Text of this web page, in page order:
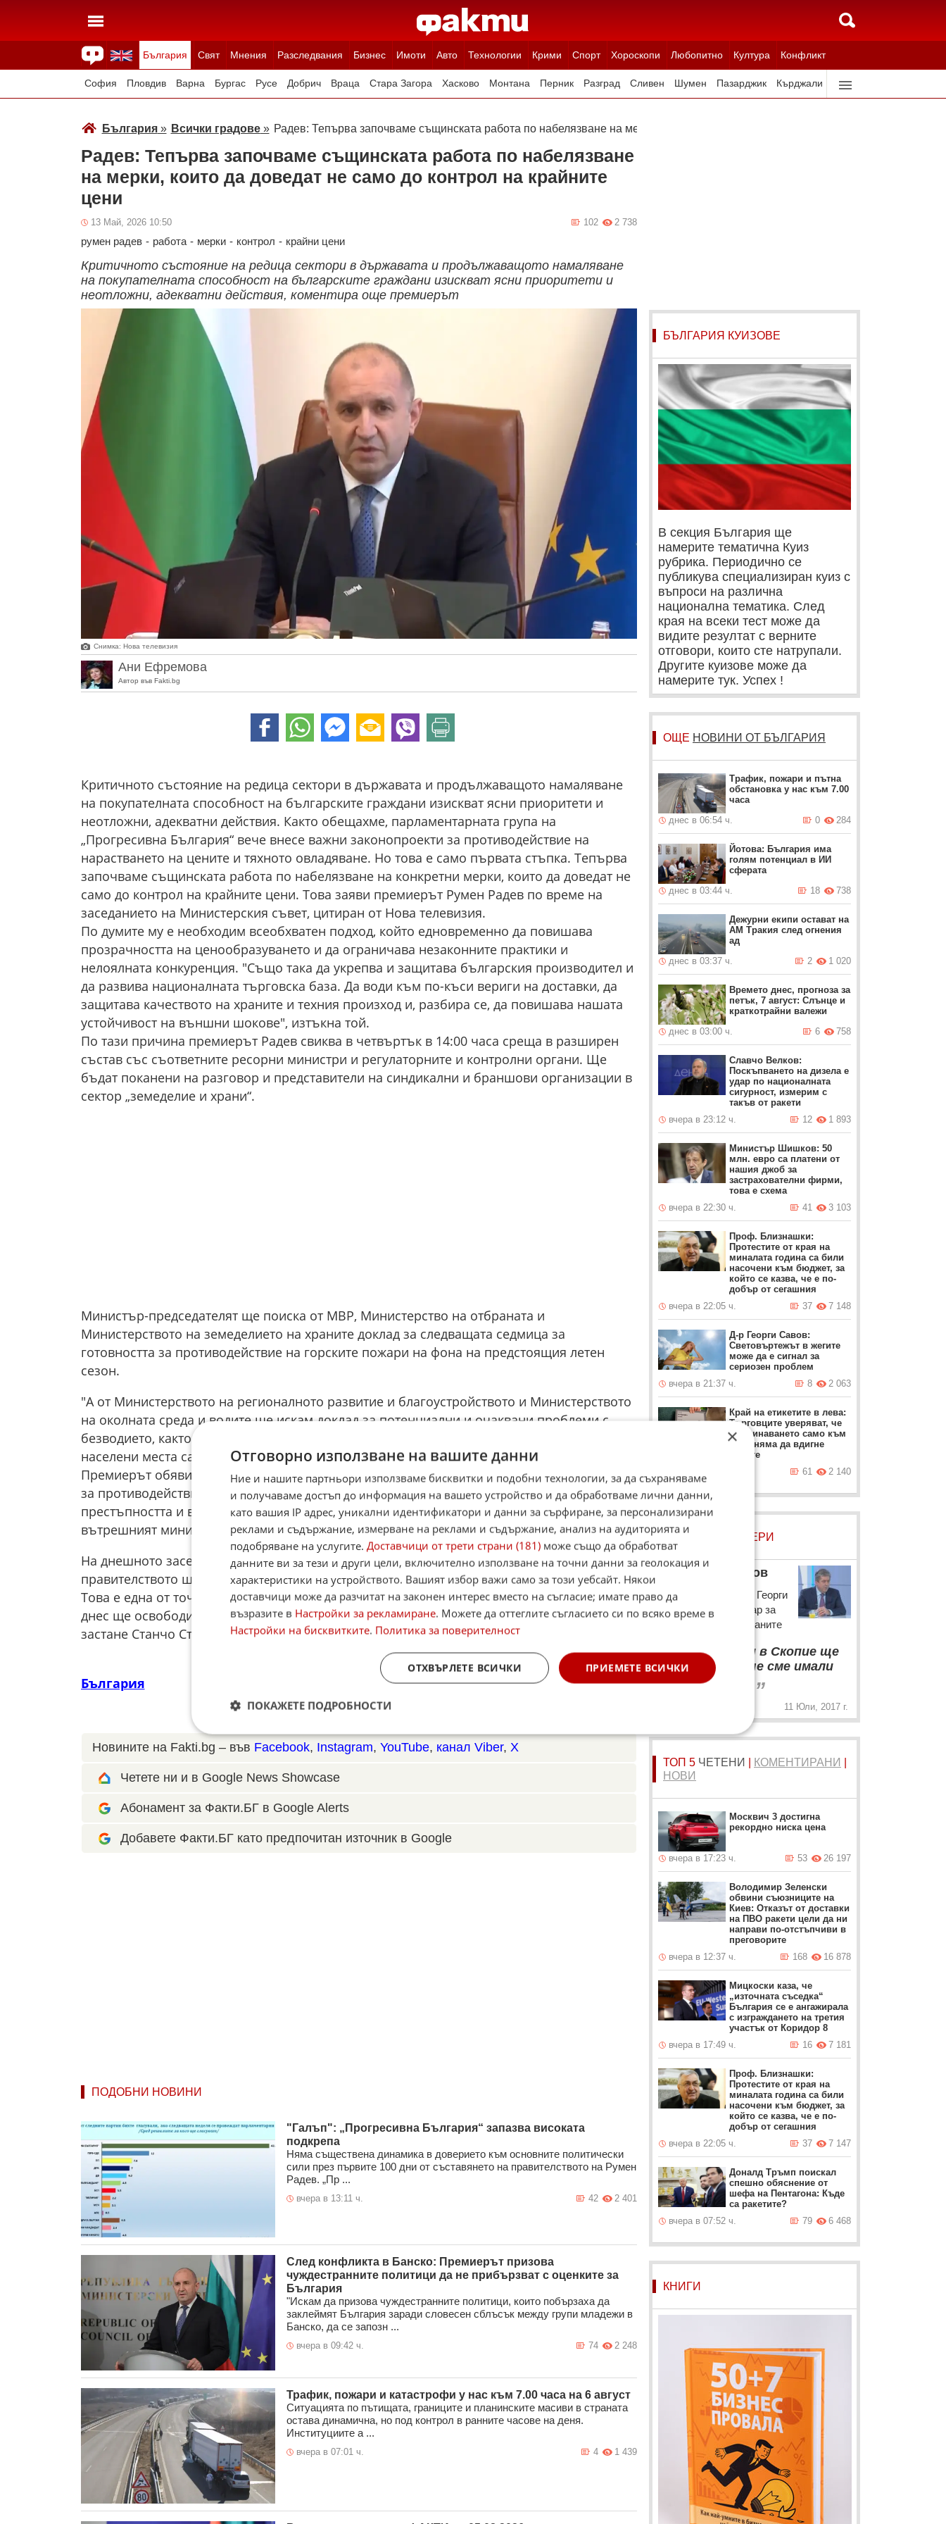
България Свят Мнения Разследвания Бизнес Имоти Авто Технологии Крими Спорт Хороскопи Любопитно Култура Конфликт
Здраве Времето Анкети Вицове Куизове
София Пловдив Варна Бургас Русе Добрич Враца Стара Загора Хасково Монтана Перник Разград Сливен Шумен Пазарджик Кърджали
България» Всички градове» Радев: Тепърва започваме същинската работа по набелязване на мерки, които да доведат не само до контрол на крайните
Радев: Тепърва започваме същинската работа по набелязване
на мерки, които да доведат не само до контрол на крайните
цени
13 Май, 2026 10:50 2 738
102
румен радев - работа - мерки - контрол - крайни цени
Критичното състояние на редица сектори в държавата и продължаващото намаляване
на покупателната способност на българските граждани изискват ясни приоритети и
неотложни, адекватни действия, коментира още премиерът
Снимка: Нова телевизия
Ани Ефремова
Автор във Fakti.bg
Критичното състояние на редица сектори в държавата и продължаващото намаляване
на покупателната способност на българските граждани изискват ясни приоритети и
неотложни, адекватни действия. Както обещахме, парламентарната група на
„Прогресивна България“ вече внесе важни законопроекти за противодействие на
нарастването на цените и тяхното овладяване. Но това е само първата стъпка. Тепърва
започваме същинската работа по набелязване на конкретни мерки, които да доведат не
само до контрол на крайните цени. Това заяви премиерът Румен Радев по време на
заседанието на Министерския съвет, цитиран от Нова телевизия.
По думите му е необходим всеобхватен подход, който едновременно да повишава
прозрачността на ценообразуването и да ограничава незаконните практики и
нелоялната конкуренция. "Също така да укрепва и защитава българския производител и
да развива националната търговска база. Да води към по-къси вериги на доставки, да
защитава качеството на храните и техния произход и, разбира се, да повишава нашата
устойчивост на външни шокове", изтъкна той.
По тази причина премиерът Радев свиква в четвъртък в 14:00 часа среща в разширен
състав със съответните ресорни министри и регулаторните и контролни органи. Ще
бъдат поканени на разговор и представители на синдикални и браншови организации в
сектор „земеделие и храни“.
Министър-председателят ще поиска от МВР, Министерство на отбраната и
Министерството на земеделието на храните доклад за следващата седмица за
готовността за противодействие на горските пожари на фона на предстоящия летен
сезон.
"А от Министерството на регионалното развитие и благоустройството и Министерството
на околната среда и водите ще искам доклад за потенциални и очаквани проблеми с
безводието, както и съответните мерки. През миналата година всяка година стотици
населени места са засегнати от безводие", припомни той.
Премиерът обяви и че тази сутрин е стартирала специализирана полицейска операция
за противодействие на производството и разпространението на наркотици, срещу
престъпността и войната по пътищата, за която повече информация ще даде
вътрешният министър.
На днешното заседание на МС е предвидено да бъдат направени кадрови промени -
правителството ще освободи областните управители и на тяхно място ще назначи нови.
Това е една от точките в предварително обявения дневен ред. Предсрочно кабинетът
днес ще освободи и заместник-председателя на ДАНС - Деньо Денев. На негово място ще
застане Станчо Станев.
България
Новините на Fakti.bg – във Facebook, Instagram, YouTube, канал Viber, X
Четете ни и в Google News Showcase
Абонамент за Факти.БГ в Google Alerts
Добавете Факти.БГ като предпочитан източник в Google
ПОДОБНИ НОВИНИ
"Галъп": „Прогресивна България“ запазва високата
подкрепа
Няма съществена динамика в доверието към основните политически
сили през първите 100 дни от съставянето на правителството на Румен
Радев. „Пр ...
вчера в 13:11 ч. 2 401
42
След конфликта в Банско: Премиерът призова
чуждестранните политици да не прибързват с оценките за
България
"Искам да призова чуждестранните политици, които побързаха да
заклеймят България заради словесен сблъсък между групи младежи в
Банско, да се запозн ...
вчера в 09:42 ч. 2 248
74
Трафик, пожари и катастрофи у нас към 7.00 часа на 6 август
Ситуацията по пътищата, границите и планинските масиви в страната
остава динамична, но под контрол в ранните часове на деня.
Институциите а ...
вчера в 07:01 ч. 1 439
4
БЪЛГАРИЯ КУИЗОВЕ
В секция България ще
намерите тематична Куиз
рубрика. Периодично се
публикува специализиран куиз с
въпроси на различна
национална тематика. След
края на всеки тест може да
видите резултат с верните
отговори, които сте натрупали.
Другите куизове може да
намерите тук. Успех !
ОЩЕ НОВИНИ ОТ БЪЛГАРИЯ
Трафик, пожари и пътна
обстановка у нас към 7.00
часа
днес в 06:54 ч.
284
0
Йотова: България има
голям потенциал в ИИ
сферата
днес в 03:44 ч.
738
18
Дежурни екипи остават на
АМ Тракия след огнения
ад
днес в 03:37 ч.
1 020
2
Времето днес, прогноза за
петък, 7 август: Слънце и
краткотрайни валежи
днес в 03:00 ч.
758
6
Славчо Велков:
Поскъпването на дизела е
удар по националната
сигурност, измерим с
такъв от ракети
вчера в 23:12 ч.
1 893
12
Министър Шишков: 50
млн. евро са платени от
нашия джоб за
застрахователни фирми,
това е схема
вчера в 22:30 ч.
3 103
41
Проф. Близнашки:
Протестите от края на
миналата година са били
насочени към бюджет, за
който се казва, че е по-
добър от сегашния
вчера в 22:05 ч.
7 148
37
Д-р Георги Савов:
Световъртежът в жегите
може да е сигнал за
сериозен проблем
вчера в 21:37 ч.
2 063
8
Край на етикетите в лева:
Търговците уверяват, че
преминаването само към
евро няма да вдигне
цените
2 140
61
ЛОВЦИ НА БИСЕРИ
Георги Първанов
Бившият президент Георги
Първанов с коментар за
ситуацията на Балканите
“ Не знам дали в Скопие ще
преглътнат, че сме имали
обща история
„
11 Юли, 2017 г.
ТОП 5 ЧЕТЕНИ КОМЕНТИРАНИ
НОВИ
Москвич 3 достигна
рекордно ниска цена
вчера в 17:23 ч. 26 197
53
Володимир Зеленски
обвини съюзниците на
Киев: Отказът от доставки
на ПВО ракети цели да ни
направи по-отстъпчиви в
преговорите
вчера в 12:37 ч.
16 878
168
Мицкоски каза, че
„източната съседка“
България се е ангажирала
с изграждането на третия
участък от Коридор 8
вчера в 17:49 ч.
7 181
16
Проф. Близнашки:
Протестите от края на
миналата година са били
насочени към бюджет, за
който се казва, че е по-
добър от сегашния
вчера в 22:05 ч.
7 147
37
Доналд Тръмп поискал
спешно обяснение от
шефа на Пентагона: Къде
са ракетите?
вчера в 07:52 ч.
6 468
79
КНИГИ
×
Отговорно използване на вашите данни
Ние и нашите партньори използваме бисквитки и подобни технологии, за да съхраняваме
и получаваме достъп до информация на вашето устройство и да обработваме лични данни,
като вашия IP адрес, уникални идентификатори и данни за сърфиране, за персонализирани
реклами и съдържание, измерване на реклами и съдържание, анализ на аудиторията и
подобряване на услугите. Доставчици от трети страни (181) може също да обработват
данните ви за тези и други цели, включително използване на точни данни за геолокация и
характеристики на устройството. Вашият избор важи само за този уебсайт. Някои
доставчици може да разчитат на законен интерес вместо на съгласие; имате право да
възразите в Настройки за рекламиране. Можете да оттеглите съгласието си по всяко време в
Настройки на бисквитките. Политика за поверителност
ПРИЕМЕТЕ ВСИЧКИ
ОТХВЪРЛЕТЕ ВСИЧКИ
ПОКАЖЕТЕ ПОДРОБНОСТИ